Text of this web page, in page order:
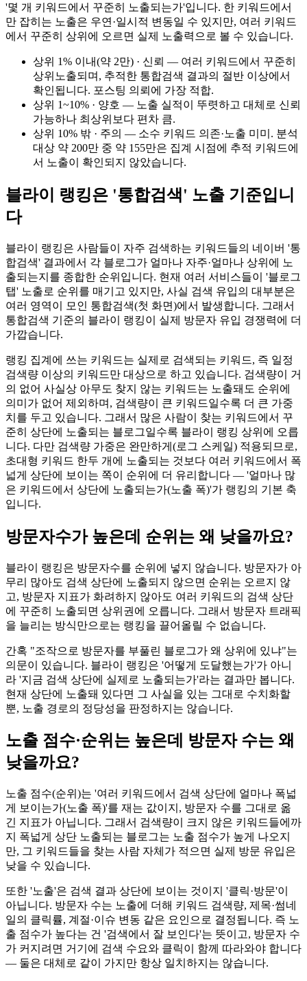
'몇 개 키워드에서 꾸준히 노출되는가'입니다. 한 키워드에서
만 잡히는 노출은 우연·일시적 변동일 수 있지만, 여러 키워드
에서 꾸준히 상위에 오르면 실제 노출력으로 볼 수 있습니다.
상위 1% 이내(약 2만) · 신뢰 — 여러 키워드에서 꾸준히
상위노출되며, 추적한 통합검색 결과의 절반 이상에서
확인됩니다. 포스팅 의뢰에 가장 적합.
상위 1~10% · 양호 — 노출 실적이 뚜렷하고 대체로 신뢰
가능하나 최상위보다 편차 큼.
상위 10% 밖 · 주의 — 소수 키워드 의존·노출 미미. 분석
대상 약 200만 중 약 155만은 집계 시점에 추적 키워드에
서 노출이 확인되지 않았습니다.
블라이 랭킹은 '통합검색' 노출 기준입니
다
블라이 랭킹은 사람들이 자주 검색하는 키워드들의 네이버 '통
합검색' 결과에서 각 블로그가 얼마나 자주·얼마나 상위에 노
출되는지를 종합한 순위입니다. 현재 여러 서비스들이 '블로그
탭' 노출로 순위를 매기고 있지만, 사실 검색 유입의 대부분은
여러 영역이 모인 통합검색(첫 화면)에서 발생합니다. 그래서
통합검색 기준의 블라이 랭킹이 실제 방문자 유입 경쟁력에 더
가깝습니다.
랭킹 집계에 쓰는 키워드는 실제로 검색되는 키워드, 즉 일정
검색량 이상의 키워드만 대상으로 하고 있습니다. 검색량이 거
의 없어 사실상 아무도 찾지 않는 키워드는 노출돼도 순위에
의미가 없어 제외하며, 검색량이 큰 키워드일수록 더 큰 가중
치를 두고 있습니다. 그래서 많은 사람이 찾는 키워드에서 꾸
준히 상단에 노출되는 블로그일수록 블라이 랭킹 상위에 오릅
니다. 다만 검색량 가중은 완만하게(로그 스케일) 적용되므로,
초대형 키워드 한두 개에 노출되는 것보다 여러 키워드에서 폭
넓게 상단에 보이는 쪽이 순위에 더 유리합니다 — '얼마나 많
은 키워드에서 상단에 노출되는가(노출 폭)'가 랭킹의 기본 축
입니다.
방문자수가 높은데 순위는 왜 낮을까요?
블라이 랭킹은 방문자수를 순위에 넣지 않습니다. 방문자가 아
무리 많아도 검색 상단에 노출되지 않으면 순위는 오르지 않
고, 방문자 지표가 화려하지 않아도 여러 키워드의 검색 상단
에 꾸준히 노출되면 상위권에 오릅니다. 그래서 방문자 트래픽
을 늘리는 방식만으로는 랭킹을 끌어올릴 수 없습니다.
간혹 "조작으로 방문자를 부풀린 블로그가 왜 상위에 있냐"는
의문이 있습니다. 블라이 랭킹은 '어떻게 도달했는가'가 아니
라 '지금 검색 상단에 실제로 노출되는가'라는 결과만 봅니다.
현재 상단에 노출돼 있다면 그 사실을 있는 그대로 수치화할
뿐, 노출 경로의 정당성을 판정하지는 않습니다.
노출 점수·순위는 높은데 방문자 수는 왜
낮을까요?
노출 점수(순위)는 '여러 키워드에서 검색 상단에 얼마나 폭넓
게 보이는가(노출 폭)'를 재는 값이지, 방문자 수를 그대로 옮
긴 지표가 아닙니다. 그래서 검색량이 크지 않은 키워드들에까
지 폭넓게 상단 노출되는 블로그는 노출 점수가 높게 나오지
만, 그 키워드들을 찾는 사람 자체가 적으면 실제 방문 유입은
낮을 수 있습니다.
또한 '노출'은 검색 결과 상단에 보이는 것이지 '클릭·방문'이
아닙니다. 방문자 수는 노출에 더해 키워드 검색량, 제목·썸네
일의 클릭률, 계절·이슈 변동 같은 요인으로 결정됩니다. 즉 노
출 점수가 높다는 건 '검색에서 잘 보인다'는 뜻이고, 방문자 수
가 커지려면 거기에 검색 수요와 클릭이 함께 따라와야 합니다
— 둘은 대체로 같이 가지만 항상 일치하지는 않습니다.